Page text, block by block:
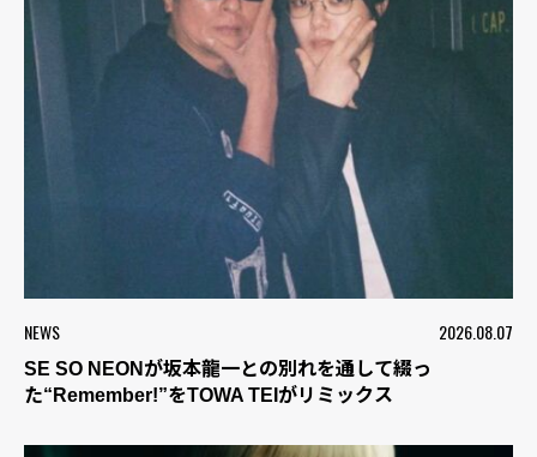
NEWS 2026.08.07
SE SO NEONが坂本龍一との別れを通して綴っ
た“Remember!”をTOWA TEIがリミックス